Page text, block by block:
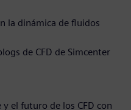
la dinámica de fluidos
de CFD de Simcenter
el futuro de los CFD con